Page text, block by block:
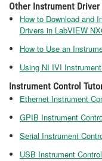
Other Instrument
How to Download and
Drivers in LabVIEW
How to Use an
Using NI IVI
Instrument Control
Ethernet Instrument
GPIB Instrument
Serial Instrument
USB Instrument